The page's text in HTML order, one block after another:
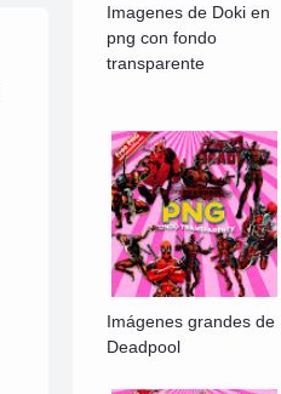
Imagenes de Doki en
png con fondo
transparente
Imágenes grandes de
Deadpool